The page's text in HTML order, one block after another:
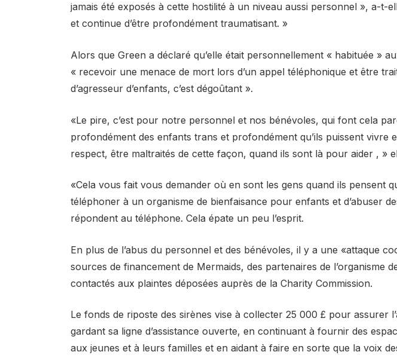
jamais été exposés à cette hostilité à un niveau aussi personnel », a-t-
et continue d’être profondément traumatisant. »
Alors que Green a déclaré qu’elle était personnellement « habituée »
« recevoir une menace de mort lors d’un appel téléphonique et être
d’agresseur d’enfants, c’est dégoûtant ».
«Le pire, c’est pour notre personnel et nos bénévoles, qui font cela
profondément des enfants trans et profondément qu’ils puissent vivre
respect, être maltraités de cette façon, quand ils sont là pour aider , »
«Cela vous fait vous demander où en sont les gens quand ils pensent
téléphoner à un organisme de bienfaisance pour enfants et d’abuser
répondent au téléphone. Cela épate un peu l’esprit.
En plus de l’abus du personnel et des bénévoles, il y a une «attaque
sources de financement de Mermaids, des partenaires de l’organisme
contactés aux plaintes déposées auprès de la Charity Commission.
Le fonds de riposte des sirènes vise à collecter 25 000 £ pour assurer
gardant sa ligne d’assistance ouverte, en continuant à fournir des
aux jeunes et à leurs familles et en aidant à faire en sorte que la voix